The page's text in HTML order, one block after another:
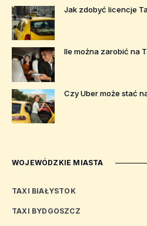
Jak zdobyć licencje
Ile można zarobić na
Czy Uber może stać
WOJEWÓDZKIE MIASTA
TAXI BIAŁYSTOK
TAXI BYDGOSZCZ